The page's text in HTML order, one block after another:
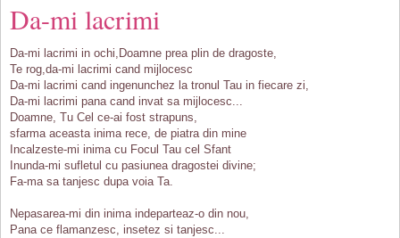
Da-mi lacrimi
Da-mi lacrimi in ochi,Doamne prea plin de dragoste,
Te rog,da-mi lacrimi cand mijlocesc
Da-mi lacrimi cand ingenunchez la tronul Tau in fiecare zi,
Da-mi lacrimi pana cand invat sa mijlocesc...
Doamne, Tu Cel ce-ai fost strapuns,
sfarma aceasta inima rece, de piatra din mine
Incalzeste-mi inima cu Focul Tau cel Sfant
Inunda-mi sufletul cu pasiunea dragostei divine;
Fa-ma sa tanjesc dupa voia Ta.
Nepasarea-mi din inima indeparteaz-o din nou,
Pana ce flamanzesc, insetez si tanjesc...